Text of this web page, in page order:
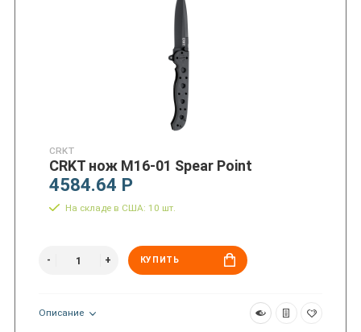
CRKT
CRKT нож M16-01 Spear Point
4584.64 Р
На складе в США: 10 шт.
КУПИТЬ
Описание